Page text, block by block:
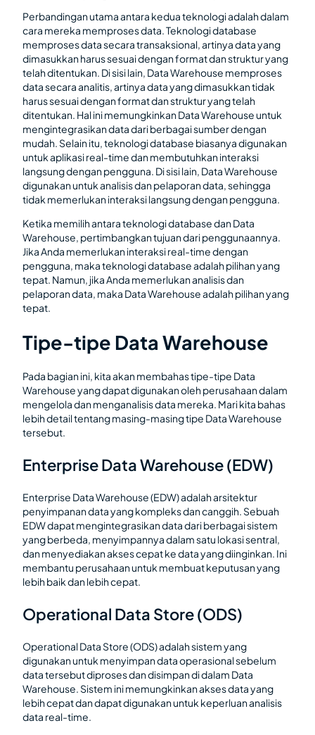
Perbandingan utama antara kedua teknologi adalah dalam
cara mereka memproses data. Teknologi database
memproses data secara transaksional, artinya data yang
dimasukkan harus sesuai dengan format dan struktur yang
telah ditentukan. Di sisi lain, Data Warehouse memproses
data secara analitis, artinya data yang dimasukkan tidak
harus sesuai dengan format dan struktur yang telah
ditentukan. Hal ini memungkinkan Data Warehouse untuk
mengintegrasikan data dari berbagai sumber dengan
mudah. Selain itu, teknologi database biasanya digunakan
untuk aplikasi real-time dan membutuhkan interaksi
langsung dengan pengguna. Di sisi lain, Data Warehouse
digunakan untuk analisis dan pelaporan data, sehingga
tidak memerlukan interaksi langsung dengan pengguna.
Ketika memilih antara teknologi database dan Data
Warehouse, pertimbangkan tujuan dari penggunaannya.
Jika Anda memerlukan interaksi real-time dengan
pengguna, maka teknologi database adalah pilihan yang
tepat. Namun, jika Anda memerlukan analisis dan
pelaporan data, maka Data Warehouse adalah pilihan yang
tepat.
Tipe-tipe Data Warehouse
Pada bagian ini, kita akan membahas tipe-tipe Data
Warehouse yang dapat digunakan oleh perusahaan dalam
mengelola dan menganalisis data mereka. Mari kita bahas
lebih detail tentang masing-masing tipe Data Warehouse
tersebut.
Enterprise Data Warehouse (EDW)
Enterprise Data Warehouse (EDW) adalah arsitektur
penyimpanan data yang kompleks dan canggih. Sebuah
EDW dapat mengintegrasikan data dari berbagai sistem
yang berbeda, menyimpannya dalam satu lokasi sentral,
dan menyediakan akses cepat ke data yang diinginkan. Ini
membantu perusahaan untuk membuat keputusan yang
lebih baik dan lebih cepat.
Operational Data Store (ODS)
Operational Data Store (ODS) adalah sistem yang
digunakan untuk menyimpan data operasional sebelum
data tersebut diproses dan disimpan di dalam Data
Warehouse. Sistem ini memungkinkan akses data yang
lebih cepat dan dapat digunakan untuk keperluan analisis
data real-time.